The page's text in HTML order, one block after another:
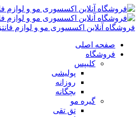
فروشگاه آنلاین اکسسوری مو و لوازم
صفحه اصلی
فروشگاه
کلیپس
پولیشی
روزانه
بچگانه
گیره مو
تق تقی